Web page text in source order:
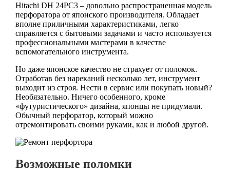
Hitachi DH 24PC3 – довольно распространенная модель
перфоратора от японского производителя. Обладает
вполне приличными характеристиками, легко
справляется с бытовыми задачами и часто используется
профессиональными мастерами в качестве
вспомогательного инструмента.
Но даже японское качество не страхует от поломок.
Отработав без нареканий несколько лет, инструмент
выходит из строя. Нести в сервис или покупать новый?
Необязательно. Ничего особенного, кроме
«футуристического» дизайна, японцы не придумали.
Обычный перфоратор, который можно
отремонтировать своими руками, как и любой другой.
Возможные поломки